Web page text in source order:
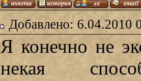
Добавлено: 6.04.2010
Я конечно не
некая